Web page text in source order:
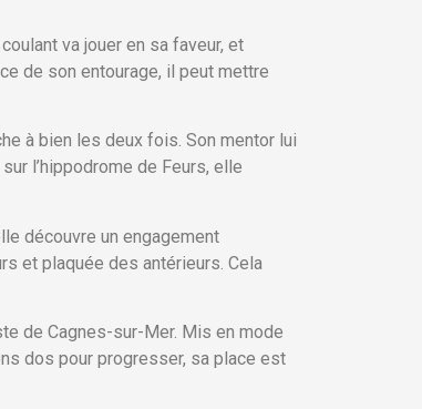
va jouer en sa faveur, et
de son entourage, il peut mettre
à bien les deux fois. Son mentor lui
l’hippodrome de Feurs, elle
découvre un engagement
et plaquée des antérieurs. Cela
de Cagnes-sur-Mer. Mis en mode
dos pour progresser, sa place est